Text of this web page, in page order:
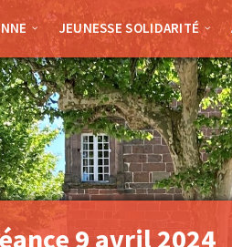
JEUNESSE SOLIDARITÉ
9 avril 2024